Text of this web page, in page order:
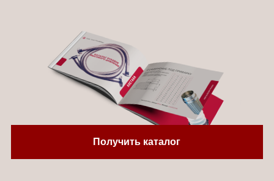
Получить каталог